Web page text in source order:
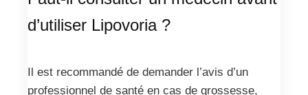
d’utiliser Lipovoria ?
Il est recommandé de demander l’avis d’un
professionnel de santé en cas de grossesse,